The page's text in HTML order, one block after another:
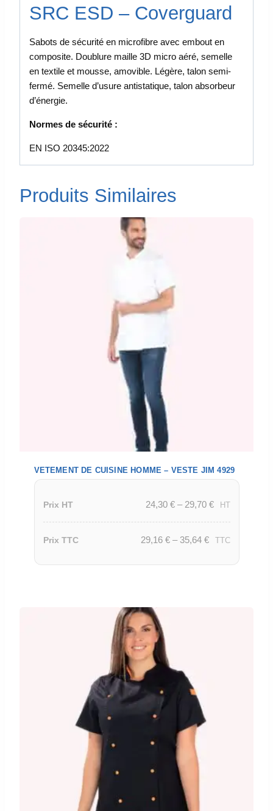
SRC ESD – Coverguard
Sabots de sécurité en microfibre avec embout en
composite. Doublure maille 3D micro aéré, semelle
en textile et mousse, amovible. Légère, talon semi-
fermé. Semelle d’usure antistatique, talon absorbeur
d’énergie.
Normes de sécurité :
EN ISO 20345:2022
Produits Similaires
VETEMENT DE CUISINE HOMME – VESTE JIM 4929
Prix HT 24,30 €– 29,70 € HT
Prix TTC 29,16 €–35,64 € TTC